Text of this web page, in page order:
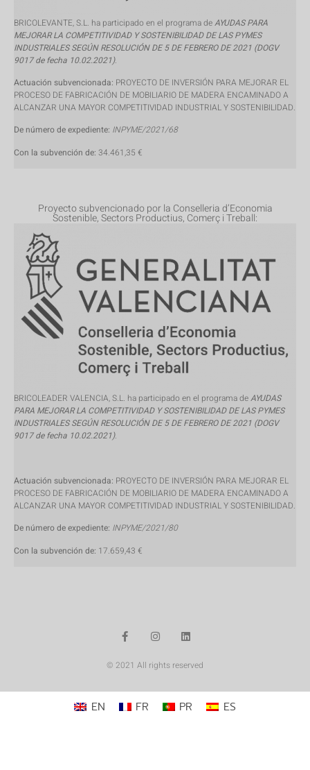
BRICOLEVANTE, S.L. ha participado en el programa deAYUDAS PARA
MEJORAR LA COMPETITIVIDAD Y SOSTENIBILIDAD DE LAS PYMES
INDUSTRIALES SEGÚN RESOLUCIÓN DE 5 DE FEBRERO DE 2021 (DOGV
9017 de fecha 10.02.2021).
Actuación subvencionada: PROYECTO DE INVERSIÓN PARA MEJORAR EL
PROCESO DE FABRICACIÓN DE MOBILIARIO DE MADERA ENCAMINADO A
ALCANZAR UNA MAYOR COMPETITIVIDAD INDUSTRIAL Y SOSTENIBILIDAD.
De número de expediente: INPYME/2021/68
Con la subvención de: 34.461,35 €
Proyecto subvencionado por la Conselleria d’Economia
Sostenible, Sectors Productius, Comerç i Treball:
BRICOLEADER VALENCIA, S.L. ha participado en el programa deAYUDAS
PARA MEJORAR LA COMPETITIVIDAD Y SOSTENIBILIDAD DE LAS PYMES
INDUSTRIALES SEGÚN RESOLUCIÓN DE 5 DE FEBRERO DE 2021 (DOGV
9017 de fecha 10.02.2021).
Actuación subvencionada: PROYECTO DE INVERSIÓN PARA MEJORAR EL
PROCESO DE FABRICACIÓN DE MOBILIARIO DE MADERA ENCAMINADO A
ALCANZAR UNA MAYOR COMPETITIVIDAD INDUSTRIAL Y SOSTENIBILIDAD.
De número de expediente: INPYME/2021/80
Con la subvención de: 17.659,43 €
© 2021 All rights reserved
EN FR PR ES